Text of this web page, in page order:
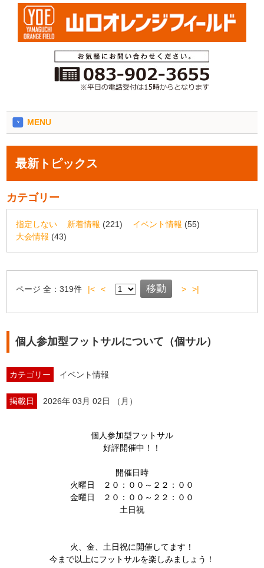
MENU
最新トピックス
カテゴリー
指定しない 新着情報 (221) イベント情報 (55)
大会情報 (43)
ページ 全：319件 |< < > >|
個人参加型フットサルについて（個サル）
カテゴリー イベント情報
掲載日 2026年 03月 02日 （月）
個人参加型フットサル
好評開催中！！
開催日時
火曜日 ２０：００～２２：００
金曜日 ２０：００～２２：００
土日祝
火、金、土日祝に開催してます！
今まで以上にフットサルを楽しみましょう！